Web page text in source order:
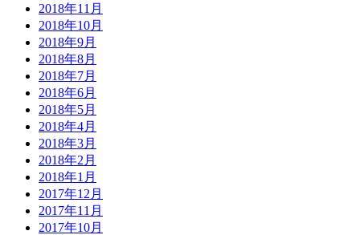
2018年11月
2018年10月
2018年9月
2018年8月
2018年7月
2018年6月
2018年5月
2018年4月
2018年3月
2018年2月
2018年1月
2017年12月
2017年11月
2017年10月